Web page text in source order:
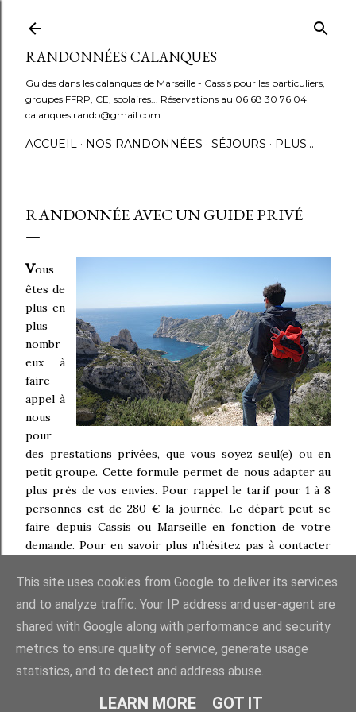
RANDONNÉES CALANQUES
Guides dans les calanques de Marseille - Cassis pour les particuliers,
groupes FFRP, CE, scolaires... Réservations au 06 68 30 76 04
calanques.rando@gmail.com
ACCUEIL NOS RANDONNÉES SÉJOURS PLUS…
RANDONNÉE AVEC UN GUIDE PRIVÉ
Vous
êtes de
plus en
plus
nombr
eux à
faire
appel à
nous
pour
des prestations privées, que vous soyez seul(e) ou en
petit groupe. Cette formule permet de nous adapter au
plus près de vos envies. Pour rappel le tarif pour 1 à 8
personnes est de 280 € la journée. Le départ peut se
faire depuis Cassis ou Marseille en fonction de votre
demande. Pour en savoir plus n'hésitez pas à contacter
mailcalanques.rando@gmail.com
This site uses cookies from Google to deliver its services
and to analyze traffic. Your IP address and user-agent are
shared with Google along with performance and security
metrics to ensure quality of service, generate usage
statistics, and to detect and address abuse.
LEARN MORE GOT IT